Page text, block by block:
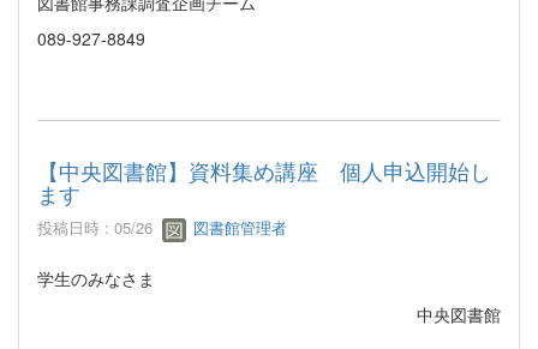
089-927-8849
【中央図書館】資料集め講座 個人申込開始し
ます
投稿日時 : 05/26 図書館管理者
学生のみなさま
中央図書館